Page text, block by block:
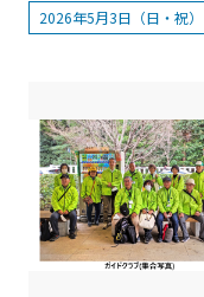
2026年5月3日（日・祝）